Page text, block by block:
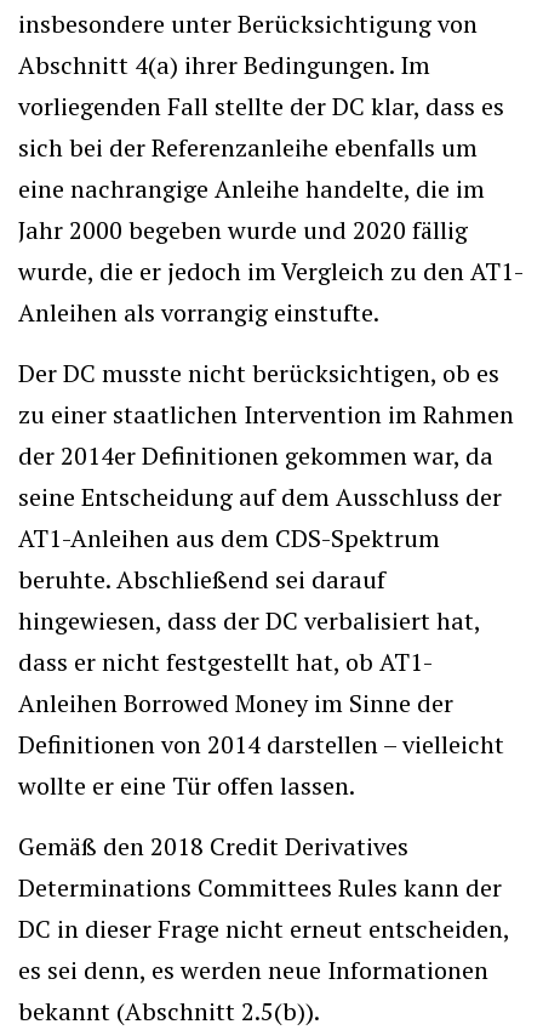
insbesondere unter Berücksichtigung von
Abschnitt 4(a) ihrer Bedingungen. Im
vorliegenden Fall stellte der DC klar, dass es
sich bei der Referenzanleihe ebenfalls um
eine nachrangige Anleihe handelte, die im
Jahr 2000 begeben wurde und 2020 fällig
wurde, die er jedoch im Vergleich zu den AT1-
Anleihen als vorrangig einstufte.
Der DC musste nicht berücksichtigen, ob es
zu einer staatlichen Intervention im Rahmen
der 2014er Definitionen gekommen war, da
seine Entscheidung auf dem Ausschluss der
AT1-Anleihen aus dem CDS-Spektrum
beruhte. Abschließend sei darauf
hingewiesen, dass der DC verbalisiert hat,
dass er nicht festgestellt hat, ob AT1-
Anleihen Borrowed Money im Sinne der
Definitionen von 2014 darstellen – vielleicht
wollte er eine Tür offen lassen.
Gemäß den 2018 Credit Derivatives
Determinations Committees Rules kann der
DC in dieser Frage nicht erneut entscheiden,
es sei denn, es werden neue Informationen
bekannt (Abschnitt 2.5(b)).